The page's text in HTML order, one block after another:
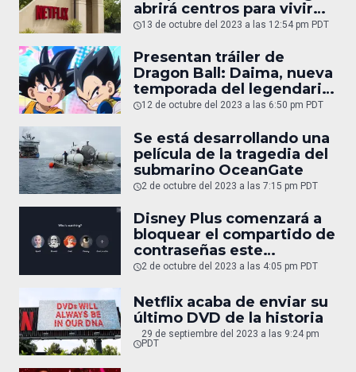
abrirá centros para vivir
experiencias únicas
13 de octubre del 2023 a las 12:54 pm PDT
Presentan tráiler de
Dragon Ball: Daima, nueva
temporada del legendario
anime
12 de octubre del 2023 a las 6:50 pm PDT
Se está desarrollando una
película de la tragedia del
submarino OceanGate
2 de octubre del 2023 a las 7:15 pm PDT
Disney Plus comenzará a
bloquear el compartido de
contraseñas este
noviembre
2 de octubre del 2023 a las 4:05 pm PDT
Netflix acaba de enviar su
último DVD de la historia
29 de septiembre del 2023 a las 9:24 pm
PDT